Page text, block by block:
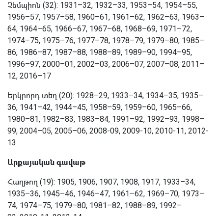
Չեմպիոն (32): 1931–32, 1932–33, 1953–54, 1954–55,
1956–57, 1957–58, 1960–61, 1961–62, 1962–63, 1963–
64, 1964–65, 1966–67, 1967–68, 1968–69, 1971–72,
1974–75, 1975–76, 1977–78, 1978–79, 1979–80, 1985–
86, 1986–87, 1987–88, 1988–89, 1989–90, 1994–95,
1996–97, 2000–01, 2002–03, 2006–07, 2007–08, 2011–
12, 2016–17
Երկրորդ տեղ (20): 1928–29, 1933–34, 1934–35, 1935–
36, 1941–42, 1944–45, 1958–59, 1959–60, 1965–66,
1980–81, 1982–83, 1983–84, 1991–92, 1992–93, 1998–
99, 2004–05, 2005–06, 2008-09, 2009-10, 2010-11, 2012-
13
Արքայական գավաթ
Հաղթող (19): 1905, 1906, 1907, 1908, 1917, 1933–34,
1935–36, 1945–46, 1946–47, 1961–62, 1969–70, 1973–
74, 1974–75, 1979–80, 1981–82, 1988–89, 1992–